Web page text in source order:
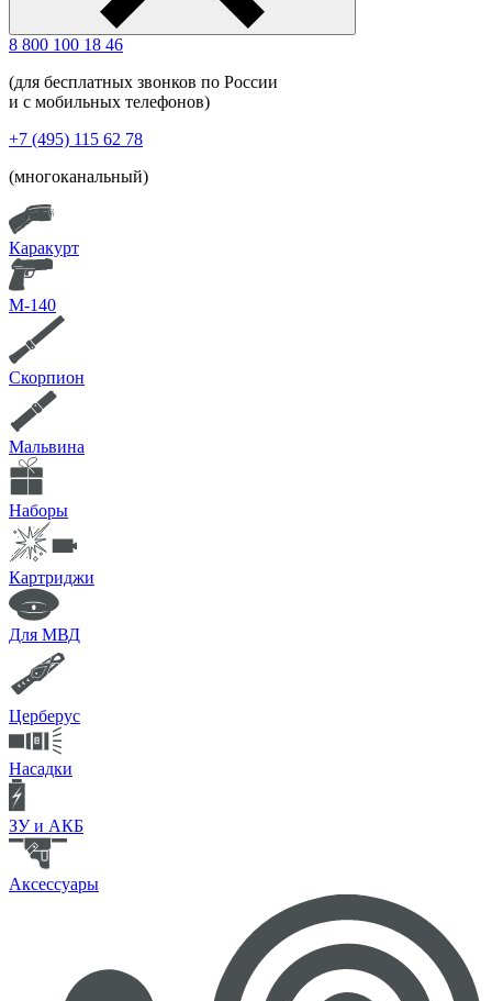
8 800 100 18 46
(для бесплатных звонков по России
и с мобильных телефонов)
+7 (495) 115 62 78
(многоканальный)
Каракурт
М-140
Скорпион
Мальвина
Наборы
Картриджи
Для МВД
Церберус
Насадки
ЗУ и АКБ
Аксессуары